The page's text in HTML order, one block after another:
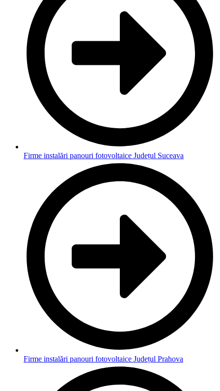
Firme instalări panouri fotovoltaice Județul Suceava
Firme instalări panouri fotovoltaice Județul Prahova